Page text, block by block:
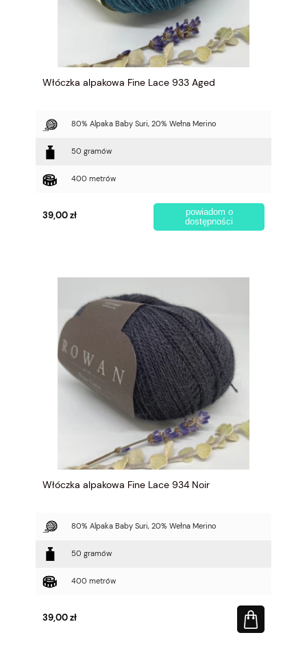
Włóczka alpakowa Fine Lace 933 Aged
80% Alpaka Baby Suri, 20% Wełna Merino
50 gramów
400 metrów
39,00 zł
powiadom o
dostępności
Włóczka alpakowa Fine Lace 934 Noir
80% Alpaka Baby Suri, 20% Wełna Merino
50 gramów
400 metrów
39,00 zł